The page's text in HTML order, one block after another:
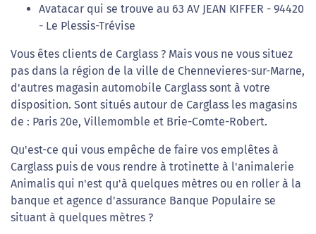
Avatacar qui se trouve au 63 AV JEAN KIFFER - 94420
- Le Plessis-Trévise
Vous êtes clients de Carglass ? Mais vous ne vous situez
pas dans la région de la ville de Chennevieres-sur-Marne,
d'autres magasin automobile Carglass sont à votre
disposition. Sont situés autour de Carglass les magasins
de : Paris 20e, Villemomble et Brie-Comte-Robert.
Qu'est-ce qui vous empêche de faire vos emplêtes à
Carglass puis de vous rendre à trotinette à l'animalerie
Animalis qui n'est qu'à quelques mètres ou en roller à la
banque et agence d'assurance Banque Populaire se
situant à quelques mètres ?